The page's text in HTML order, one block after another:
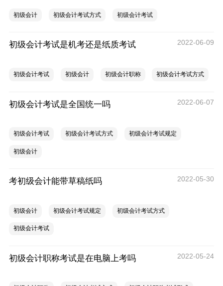
初级会计 初级会计考试方式 初级会计考试
初级会计考试是机考还是纸质考试 2022-06-09
初级会计考试 初级会计 初级会计职称 初级会计考试方式
初级会计考试是全国统一吗 2022-06-07
初级会计考试 初级会计考试方式 初级会计考试规定
初级会计
考初级会计能带草稿纸吗 2022-05-30
初级会计 初级会计考试规定 初级会计考试方式
初级会计考试
初级会计职称考试是在电脑上考吗 2022-05-24